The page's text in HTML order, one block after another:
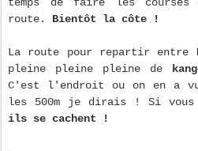
route. Bientôt la côte !
La route pour repartir entre
pleine pleine pleine de
C'est l'endroit ou on en a
les 500m je dirais ! Si vous
ils se cachent !